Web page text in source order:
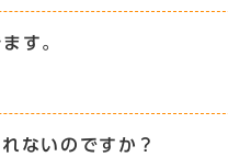
す。
ないのですか？